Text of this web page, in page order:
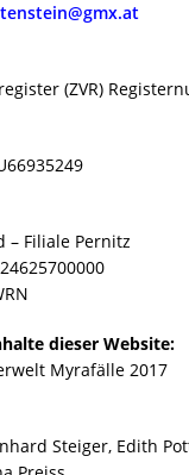
(ZVR)
– Filiale Pernitz
dieser Website:
Myrafälle 2017
Steiger, Edith